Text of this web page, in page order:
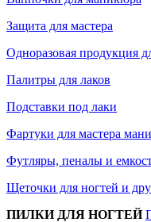
Защита для мастера
Одноразовая продукция
Палитры для лаков
Подставки под лаки
Фартуки для мастера
Футляры, пеналы и
Щеточки для ногтей и
ПИЛКИ ДЛЯ НОГТЕЙ